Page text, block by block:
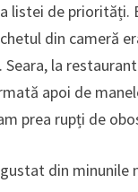
listei de
din cameră
la
apoi de
prea rupți de
din